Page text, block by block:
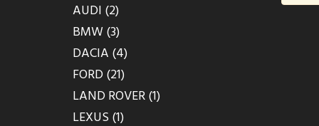
AUDI (2)
BMW (3)
DACIA (4)
FORD (21)
LAND ROVER (1)
LEXUS (1)